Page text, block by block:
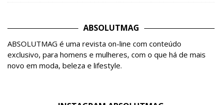
ABSOLUTMAG
ABSOLUTMAG é uma revista on-line com conteúdo
exclusivo, para homens e mulheres, com o que há de mais
novo em moda, beleza e lifestyle.